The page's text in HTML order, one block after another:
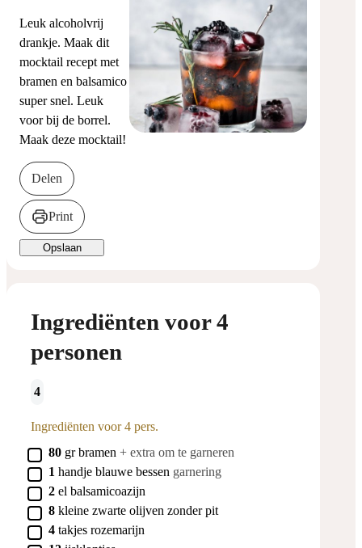
Leuk alcoholvrij
drankje. Maak dit
mocktail recept met
bramen en balsamico
super snel. Leuk
voor bij de borrel.
Maak deze mocktail!
Delen
Print
Opslaan
Ingrediënten voor 4
personen
4
Ingrediënten voor 4 pers.
▢
80 gr bramen + extra om te garneren
▢
1 handje blauwe bessen garnering
▢
2 el balsamicoazijn
▢
8 kleine zwarte olijven zonder pit
▢
4 takjes rozemarijn